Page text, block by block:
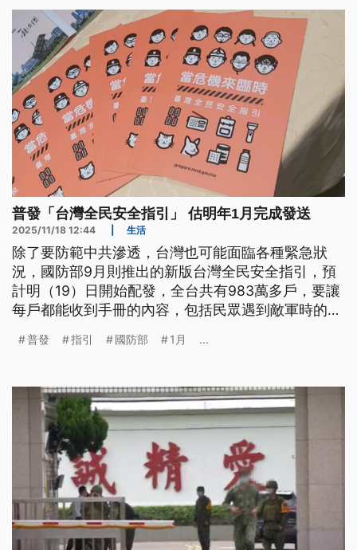
國籍改為「中國」。駐丹麥代表鄭榮俊指出，這明顯
違背歐盟政策。
普發「台灣全民安全指引」 估明年1月完成發送
2025/11/18 12:44 生活
除了要防範中共滲透，台灣也可能面臨各種緊急狀
況，國防部9月則推出的新版台灣全民安全指引，預
計明（19）日開始配發，全台共有983萬多戶，要讓
每戶都能收到手冊的內容，包括民眾遇到敵軍時的應
緊急避難包等，並且新增總統賴清德的序言，以及堰
在明（2026）年1月5日發送完畢。
普發 指引 國防部 1月 ...